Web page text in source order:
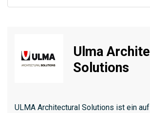
Ulma
Solutions
ULMA Architectural Solutions ist ein auf